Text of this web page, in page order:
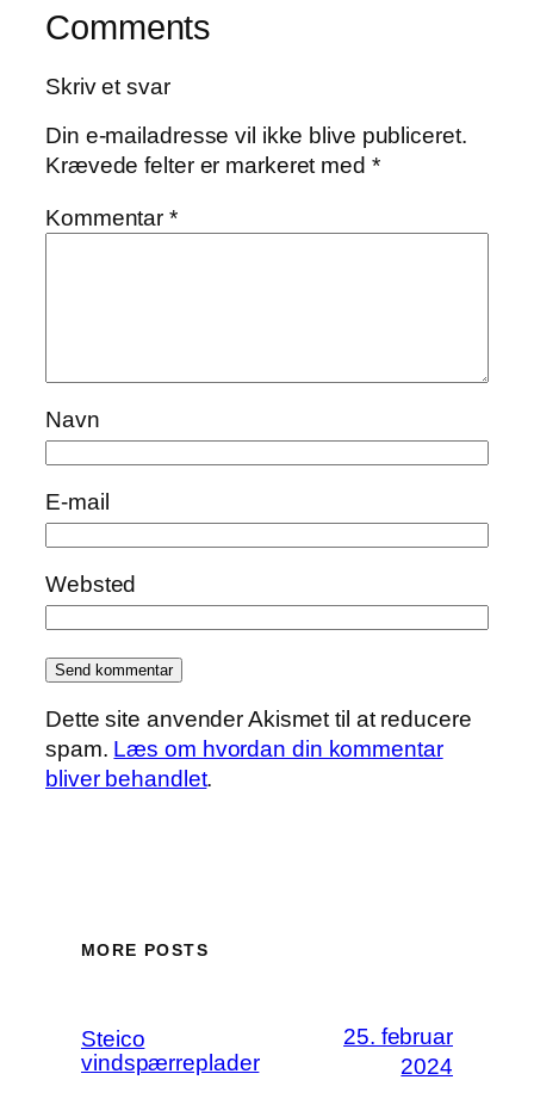
Comments
Skriv et svar
Din e-mailadresse vil ikke blive publiceret.
Krævede felter er markeret med *
Kommentar*
Navn
E-mail
Websted
Dette site anvender Akismet til at reducere
spam. Læs om hvordan din kommentar
bliver behandlet.
MORE POSTS
Steico
vindspærreplader
25. februar
2024